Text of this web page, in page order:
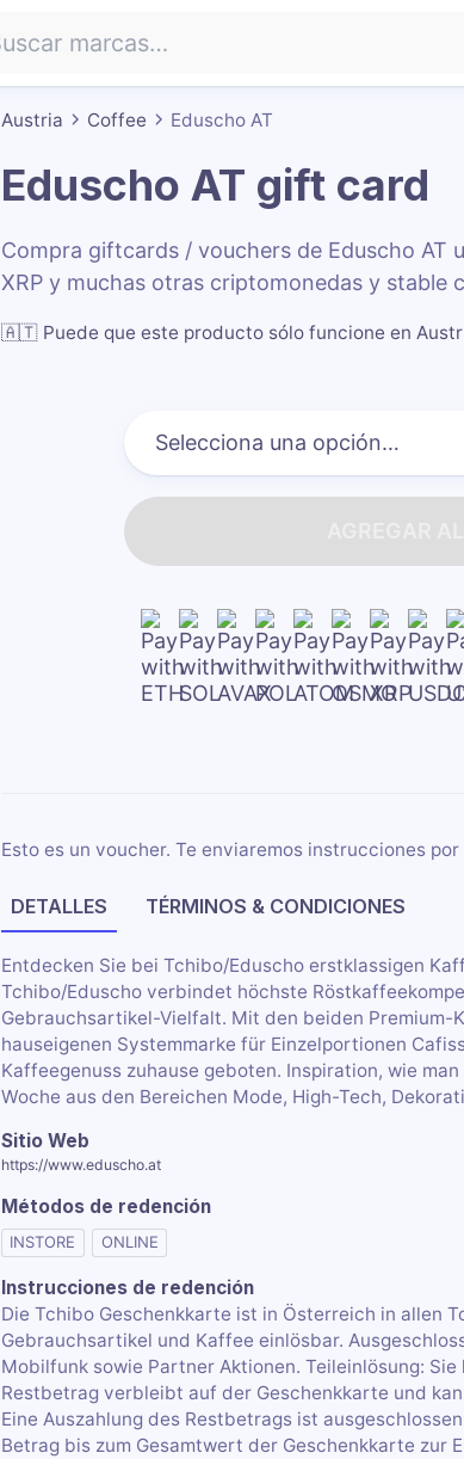
Austria Coffee Eduscho AT
Eduscho AT gift card
Compra giftcards / vouchers de Eduscho AT
XRP y muchas otras criptomonedas y stable
🇦🇹 Puede que este producto sólo funcione en
Esto es un voucher. Te enviaremos instrucciones
DETALLES TÉRMINOS & CONDICIONES
Entdecken Sie bei Tchibo/Eduscho erstklassigen
Tchibo/Eduscho verbindet höchste
Gebrauchsartikel-Vielfalt. Mit den beiden Premium-
hauseigenen Systemmarke für Einzelportionen
Kaffeegenuss zuhause geboten. Inspiration, wie
Woche aus den Bereichen Mode, High-Tech,
Sitio Web
https://www.eduscho.at
Métodos de redención
INSTORE ONLINE
Instrucciones de redención
Die Tchibo Geschenkkarte ist in Österreich in allen
Gebrauchsartikel und Kaffee einlösbar.
Mobilfunk sowie Partner Aktionen. Teileinlösung:
Restbetrag verbleibt auf der Geschenkkarte und
Eine Auszahlung des Restbetrags ist
Betrag bis zum Gesamtwert der Geschenkkarte zur